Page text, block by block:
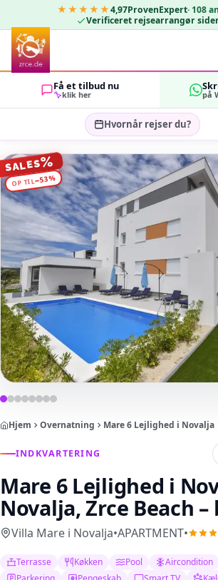
★★★★★4,97ProvenExpert· 108
Verificeret rejsearrangør
Få et tilbud nu
klik her på
Hvornår rejser du?
Vælg rejsedatoer…
GÆSTER
2
SALES%
OP TIL−53%
Hjem Overnatning Mare 6 Lejlighed i Novalja
INDKVARTERING
Mare 6 Lejlighed i
Novalja, Zrce Beach –
Villa Mare i Novalja•APARTMENT•
Terrasse Køkken Pool Aircondition